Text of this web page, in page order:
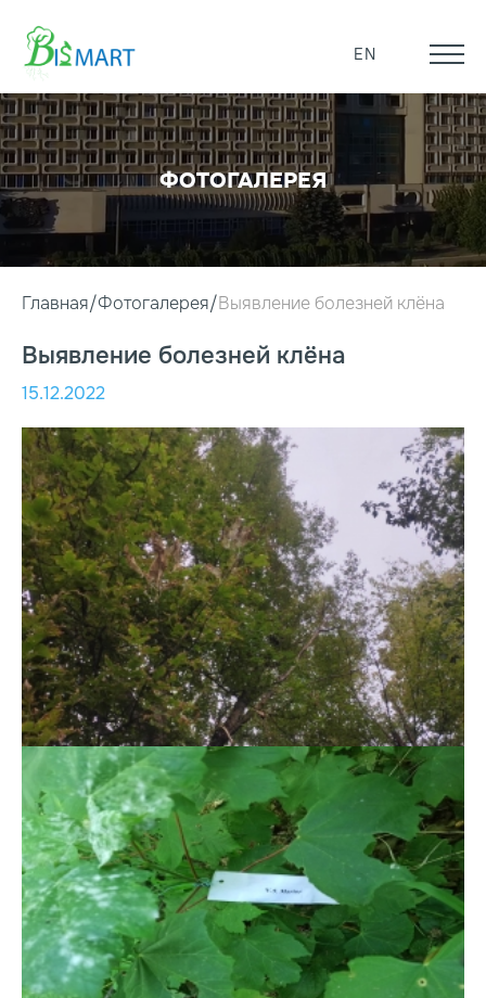
EN
ФОТОГАЛЕРЕЯ
Главная Фотогалерея Выявление болезней клёна
Выявление болезней клёна
15.12.2022